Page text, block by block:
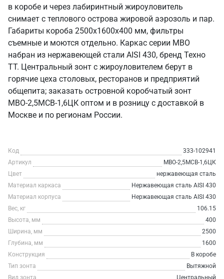
в коробе и через лабиринтный жироуловитель
снимает с теплового острова жировой аэрозоль и пар.
Габариты короба 2500х1600х400 мм, фильтры
съемные и моются отдельно. Каркас серии МВО
набран из нержавеющей стали AISI 430, бренд Техно
ТТ. Центральный зонт с жироуловителем берут в
горячие цеха столовых, ресторанов и предприятий
общепита; заказать островной коробчатый зонт
МВО-2,5МСВ-1,6ЦК оптом и в розницу с доставкой в
Москве и по регионам России.
Код
333-102941
Артикул
МВО-2,5МСВ-1,6ЦК
Цвет
нержавеющая сталь
Материал каркаса
Нержавеющая сталь AISI 430
Материал корпуса
Нержавеющая сталь AISI 430
Вес, кг
106.15
Высота, мм
400
Ширина, мм
2500
Глубина, мм
1600
Конструкция
В коробе
Тип зонта
Вытяжной
Вид зонта
Центральный